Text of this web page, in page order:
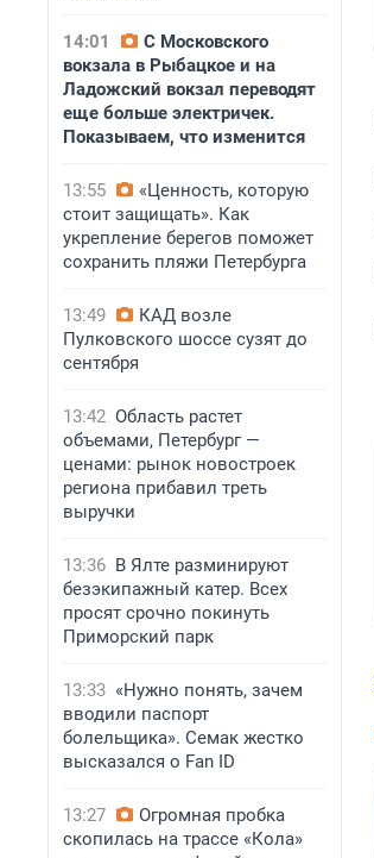
14:01
С Московского
вокзала в Рыбацкое и на
Ладожский вокзал переводят
еще больше электричек.
Показываем, что изменится
13:55
«Ценность, которую
стоит защищать». Как
укрепление берегов поможет
сохранить пляжи Петербурга
13:49
КАД возле
Пулковского шоссе сузят до
сентября
13:42 Область растет
объемами, Петербург —
ценами: рынок новостроек
региона прибавил треть
выручки
13:36 В Ялте разминируют
безэкипажный катер. Всех
просят срочно покинуть
Приморский парк
13:33 «Нужно понять, зачем
вводили паспорт
болельщика». Семак жестко
высказался о Fan ID
13:27
Огромная пробка
скопилась на трассе «Кола»